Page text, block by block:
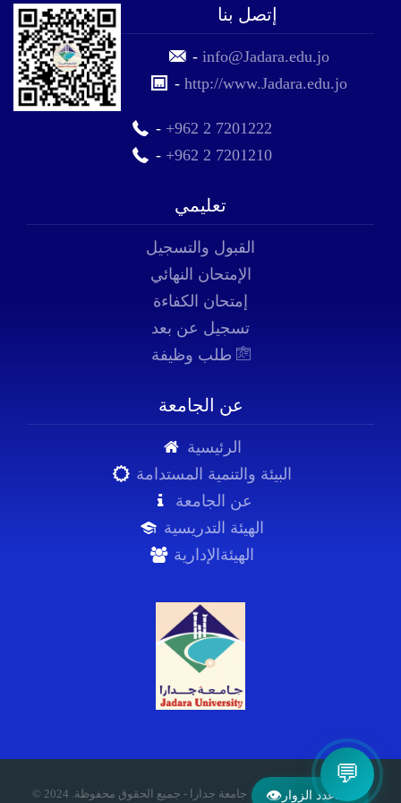
إتصل بنا
-info@Jadara.edu.jo
-http://www.Jadara.edu.jo
- +962 2 7201222
- +962 2 7201210
تعليمي
القبول والتسجيل
الإمتحان النهائي
إمتحان الكفاءة
تسجيل عن بعد
عن الجامعة
الرئيسية
البيئة والتنمية المستدامة
عن الجامعة
الهيئة التدريسية
الهيئةالإدارية
© 2024 .جامعة جدارا - جميع الحقوق محفوظة 👁 عدد الزوار:
💬